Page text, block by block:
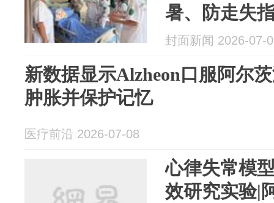
暑、防走失
封面新闻 2026-07-
新数据显示Alzheon口服阿尔
肿胀并保护记忆
医疗前沿 2026-07-08
心律失常模
效研究实验|